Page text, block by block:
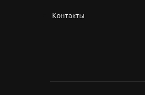
Контакты